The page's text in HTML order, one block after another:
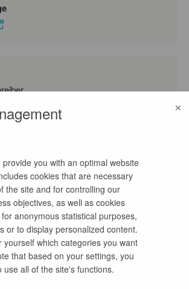
mitte.berlin.de
profile
Mitte ist Arbeitgeber für mehr als
Berlin-Mitte, das bedeutet:
Herzen der Hauptstadt. Das
×
you with an optimal website
cookies that are necessary
the site and for controlling our
objectives, as well as cookies
anonymous statistical purposes,
or to display personalized content.
yourself which categories you want
that based on your settings, you
use all of the site's functions.